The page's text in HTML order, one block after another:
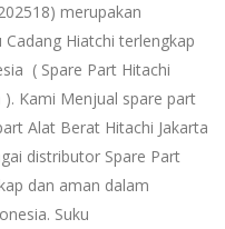
merupakan
Hiatchi terlengkap
( Spare Part Hitachi
). Kami Menjual spare part
Alat Berat Hitachi Jakarta
distributor Spare Part
dan aman dalam
Suku